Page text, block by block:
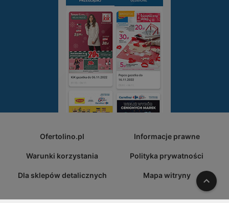
Ofertolino.pl Informacje prawne
Warunki korzystania Polityka prywatności
Dla sklepów detalicznych Mapa witryny W